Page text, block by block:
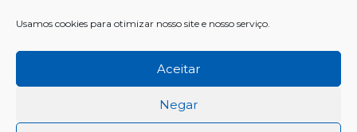
Usamos cookies para otimizar nosso site e nosso serviço.
Aceitar
Negar